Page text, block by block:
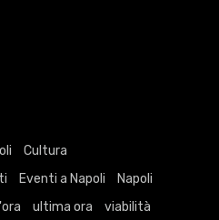
Cultura
Eventi a Napoli
Napoli
ultima ora viabilità